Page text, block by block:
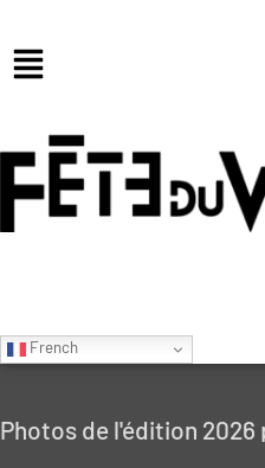
French
Photos de l'édition 2026